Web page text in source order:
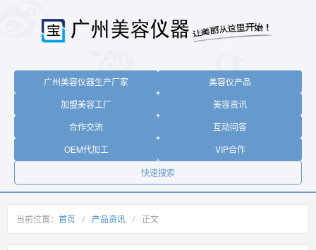
广州美容仪器生产厂家
美容仪产品
加盟美容工厂
美容资讯
合作交流
互动问答
OEM代加工
VIP合作
快速搜索
当前位置： 首页 / 产品资讯 / 正文